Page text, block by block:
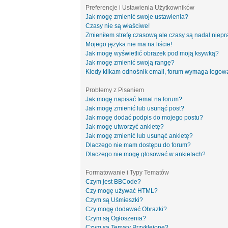
Preferencje i Ustawienia Użytkowników
Jak mogę zmienić swoje ustawienia?
Czasy nie są właściwe!
Zmieniłem strefę czasową ale czasy są nadal
Mojego języka nie ma na liście!
Jak mogę wyświetlić obrazek pod moją ksywką?
Jak mogę zmienić swoją rangę?
Kiedy klikam odnośnik email, forum wymaga
Problemy z Pisaniem
Jak mogę napisać temat na forum?
Jak mogę zmienić lub usunąć post?
Jak mogę dodać podpis do mojego postu?
Jak mogę utworzyć ankietę?
Jak mogę zmienić lub usunąć ankietę?
Dlaczego nie mam dostępu do forum?
Dlaczego nie mogę głosować w ankietach?
Formatowanie i Typy Tematów
Czym jest BBCode?
Czy mogę używać HTML?
Czym są Uśmieszki?
Czy mogę dodawać Obrazki?
Czym są Ogłoszenia?